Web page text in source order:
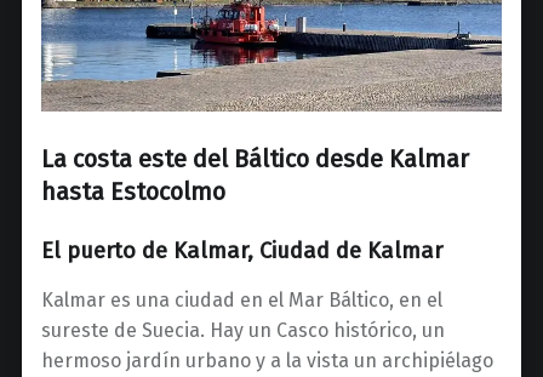
La costa este del Báltico desde Kalmar
hasta Estocolmo
El puerto de Kalmar, Ciudad de Kalmar
Kalmar es una ciudad en el Mar Báltico, en el
sureste de Suecia. Hay un Casco histórico, un
hermoso jardín urbano y a la vista un archipiélago